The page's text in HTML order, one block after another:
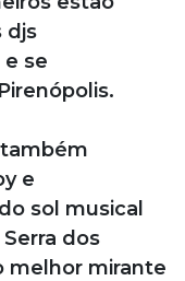
djs
se
e
sol musical
dos
melhor mirante